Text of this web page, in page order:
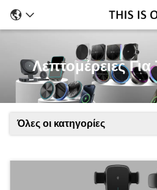
Λεπτομέρειες
Όλες οι κατηγορίες